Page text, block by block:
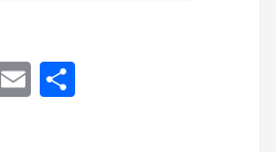
Li
E